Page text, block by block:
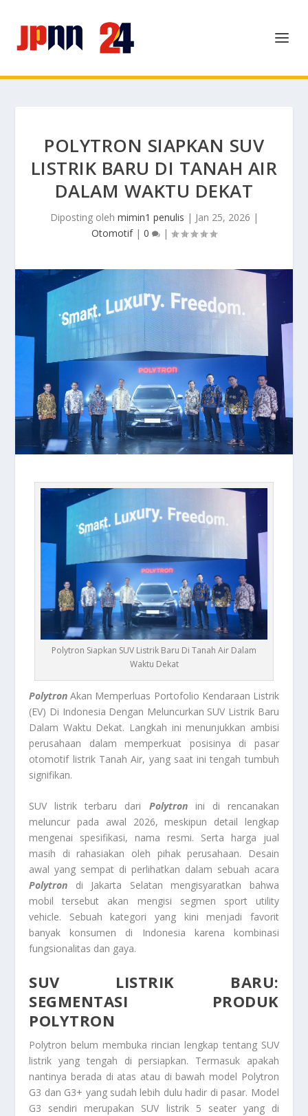
POLYTRON SIAPKAN SUV
LISTRIK BARU DI TANAH AIR
DALAM WAKTU DEKAT
Diposting oleh mimin1 penulis | Jan 25, 2026 |
Otomotif| 0 |
Polytron Siapkan SUV Listrik Baru Di Tanah Air Dalam
Waktu Dekat
Polytron Akan Memperluas Portofolio Kendaraan Listrik
(EV) Di Indonesia Dengan Meluncurkan SUV Listrik Baru
Dalam Waktu Dekat. Langkah ini menunjukkan ambisi
perusahaan dalam memperkuat posisinya di pasar
otomotif listrik Tanah Air, yang saat ini tengah tumbuh
signifikan.
SUV listrik terbaru dari Polytronini di rencanakan
meluncur pada awal 2026, meskipun detail lengkap
mengenai spesifikasi, nama resmi. Serta harga jual
masih di rahasiakan oleh pihak perusahaan. Desain
awal yang sempat di perlihatkan dalam sebuah acara
Polytron di Jakarta Selatan mengisyaratkan bahwa
mobil tersebut akan mengisi segmen sport utility
vehicle. Sebuah kategori yang kini menjadi favorit
banyak konsumen di Indonesia karena kombinasi
fungsionalitas dan gaya.
SUV LISTRIK BARU:
SEGMENTASI PRODUK
POLYTRON
Polytron belum membuka rincian lengkap tentang SUV
listrik yang tengah di persiapkan. Termasuk apakah
nantinya berada di atas atau di bawah model Polytron
G3 dan G3+ yang sudah lebih dulu hadir di pasar. Model
G3 sendiri merupakan SUV listrik 5 seater yang di